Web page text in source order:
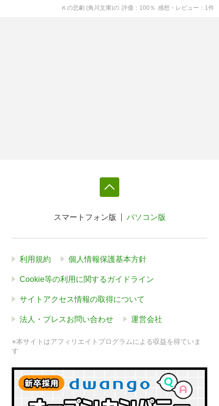
Ｋの悲劇 (角川文庫)の 評価 100 ％ 感想・レビュー 1件
スマートフォン版 パソコン版
利用規約 個人情報保護基本方針
Cookie等の利用に関するガイドライン
サイトアクセス情報の取得について
法人・プレスお問い合わせ 運営会社
※本サイトはアフィリエイトプログラムによる収益を得ていま
す